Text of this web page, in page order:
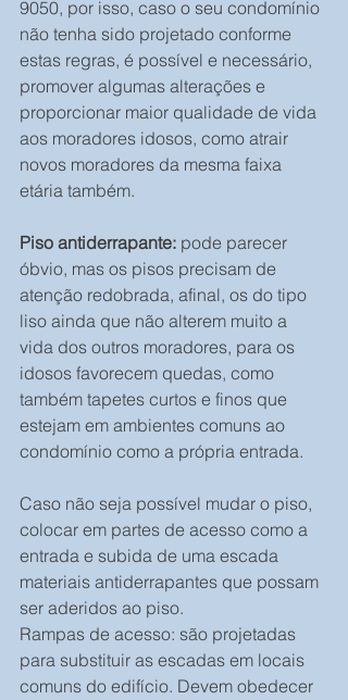
9050, por isso, caso o seu condomínio
não tenha sido projetado conforme
estas regras, é possível e necessário,
promover algumas alterações e
proporcionar maior qualidade de vida
aos moradores idosos, como atrair
novos moradores da mesma faixa
etária também.
Piso antiderrapante: pode parecer
óbvio, mas os pisos precisam de
atenção redobrada, afinal, os do tipo
liso ainda que não alterem muito a
vida dos outros moradores, para os
idosos favorecem quedas, como
também tapetes curtos e finos que
estejam em ambientes comuns ao
condomínio como a própria entrada.
Caso não seja possível mudar o piso,
colocar em partes de acesso como a
entrada e subida de uma escada
materiais antiderrapantes que possam
ser aderidos ao piso.
Rampas de acesso: são projetadas
para substituir as escadas em locais
comuns do edifício. Devem obedecer